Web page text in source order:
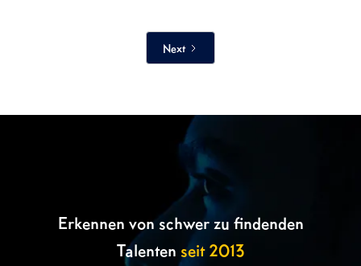
Next
Erkennen von schwer zu findenden
Talenten seit 2013